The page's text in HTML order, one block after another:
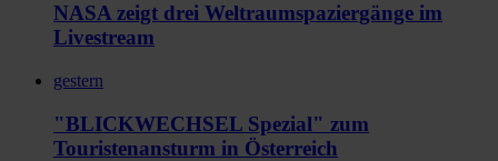
NASA zeigt drei Weltraumspaziergänge im
Livestream
gestern
"BLICKWECHSEL Spezial" zum
Touristenansturm in Österreich